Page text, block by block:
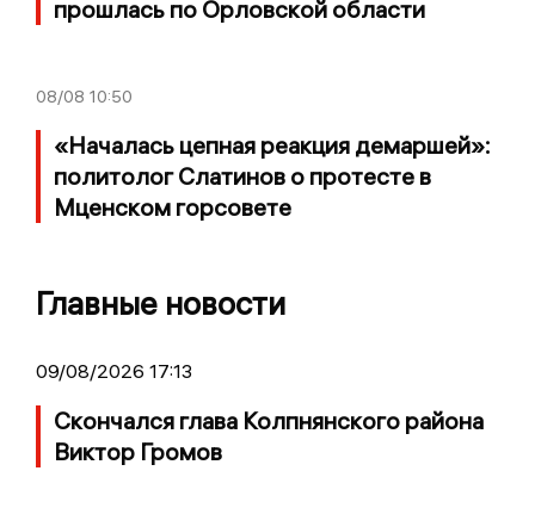
прошлась по Орловской области
08/08 10:50
«Началась цепная реакция демаршей»:
политолог Слатинов о протесте в
Мценском горсовете
Главные новости
09/08/2026 17:13
Скончался глава Колпнянского района
Виктор Громов